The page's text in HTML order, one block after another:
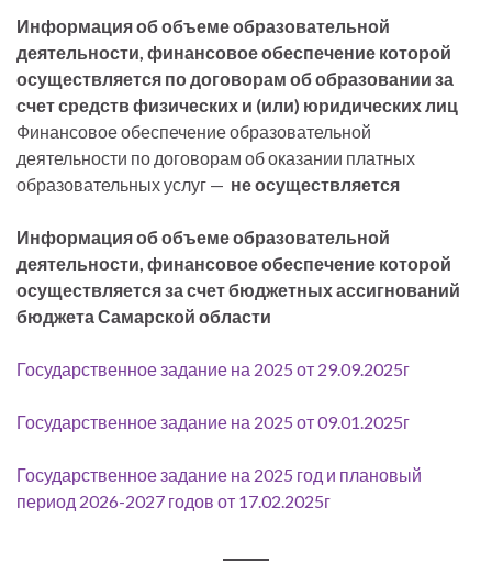
Информация об объеме образовательной
деятельности, финансовое обеспечение которой
осуществляется по договорам об образовании за
счет средств физических и (или) юридических лиц
Финансовое обеспечение образовательной
деятельности по договорам об оказании платных
образовательных услуг — не осуществляется
Информация об объеме образовательной
деятельности, финансовое обеспечение которой
осуществляется за счет бюджетных ассигнований
бюджета Самарской области
Государственное задание на 2025 от 29.09.2025г
Государственное задание на 2025 от 09.01.2025г
Государственное задание на 2025 год и плановый
период 2026-2027 годов от 17.02.2025г